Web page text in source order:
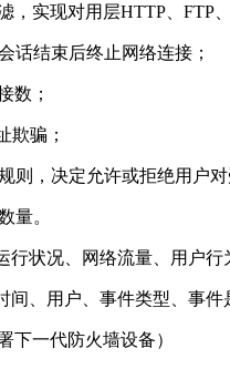
实现对用层HTTP、FTP、
结束后终止网络连接；
数；
骗；
，决定允许或拒绝用户对
量。
状况、网络流量、用户行
用户、事件类型、事件
一代防火墙设备）